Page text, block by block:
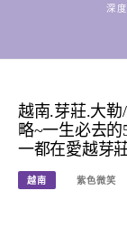
深
越南.芽莊.大
略~一生必去
一都在愛越芽
越南 紫色微笑